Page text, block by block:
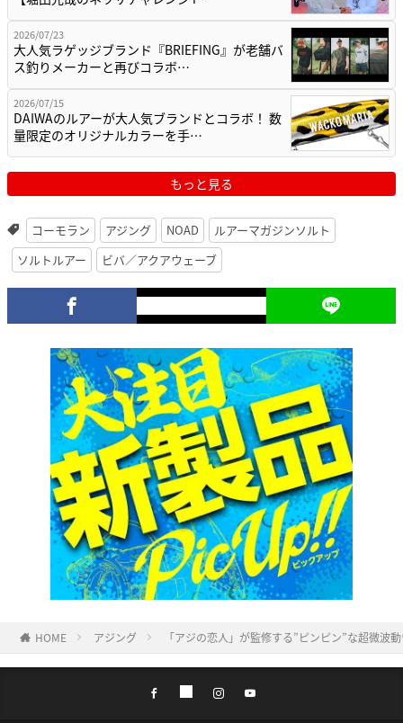
2026/07/23
大人気ラゲッジブランド『BRIEFING』が老舗バ
ス釣りメーカーと再びコラボ…
2026/07/15
DAIWAのルアーが大人気ブランドとコラボ！ 数
量限定のオリジナルカラーを手…
もっと見る
コーモラン アジング NOAD
ルアーマガジンソルト
ソルトルアー
ビバ／アクアウェーブ
HOME アジング 「アジの恋人」が監修する”ピンピン”な超微波